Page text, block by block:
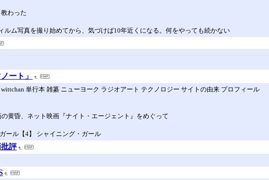
わった
ルム写真を撮り始めてから、気づけば10年近くになる。何をやっても続かない
ート」
単行本 雑纂 ニューヨーク ラジオアート テクノロジー サイトの由来 プロフィール
黄昏、ネット映画『ナイト・エージェント』をめぐって
ール【4】 シャイニング・ガール
評